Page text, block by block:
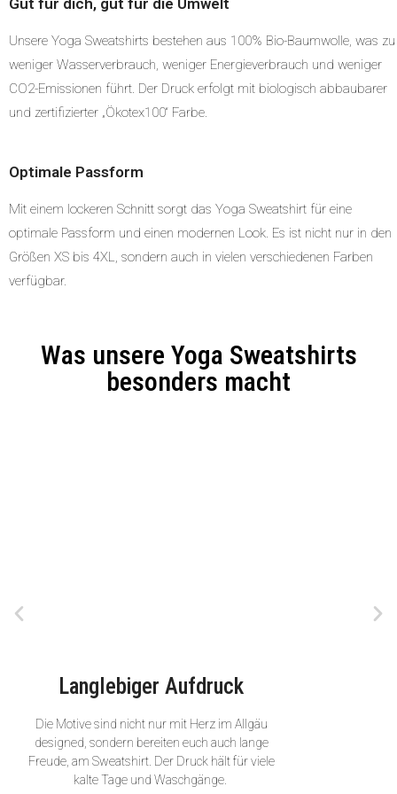
Gut für dich, gut für die Umwelt
Unsere Yoga Sweatshirts bestehen aus 100% Bio-Baumwolle, was zu
weniger Wasserverbrauch, weniger Energieverbrauch und weniger
CO2-Emissionen führt. Der Druck erfolgt mit biologisch abbaubarer
und zertifizierter „Ökotex100“ Farbe.
Optimale Passform
Mit einem lockeren Schnitt sorgt das Yoga Sweatshirt für eine
optimale Passform und einen modernen Look. Es ist nicht nur in den
Größen XS bis 4XL, sondern auch in vielen verschiedenen Farben
verfügbar.
Was unsere Yoga Sweatshirts
besonders macht
Langlebiger Aufdruck
Die Motive sind nicht nur mit Herz im Allgäu
designed, sondern bereiten euch auch lange
Freude, am Sweatshirt. Der Druck hält für viele
kalte Tage und Waschgänge.